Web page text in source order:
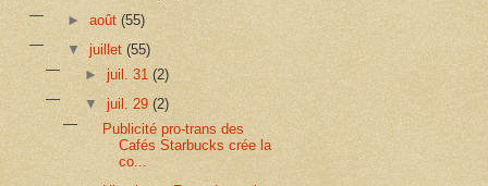
►août(55)
▼juillet(55)
► juil. 31 (2)
▼ juil. 29 (2)
Publicité pro-trans des
Cafés Starbucks crée la
co...